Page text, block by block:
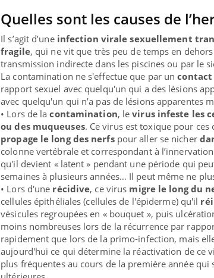
Quelles sont les causes de
Il s’agit d’une infection virale sexuellement
fragile, qui ne vit que très peu de temps en
transmission indirecte dans les piscines ou par le
La contamination ne s'effectue que par un
rapport sexuel avec quelqu'un qui a des lésions
avec quelqu'un qui n’a pas de lésions apparentes
• Lors de lacontamination, levirus infeste les
ou des muqueuses. Ce virus est toxique pour
propage le long des nerfspour aller se nicher
colonne vertébrale et correspondant à
qu'il devient « latent » pendant une période qui
semaines à plusieurs années… Il peut même ne
• Lors d'une récidive, ce virus migre le long du
cellules épithéliales (cellules de l'épiderme) qu'il
vésicules regroupées en « bouquet », puis
moins nombreuses lors de la récurrence par
rapidement que lors de la primo-infection, mais
aujourd'hui ce qui détermine la réactivation de ce
plus fréquentes au cours de la première année